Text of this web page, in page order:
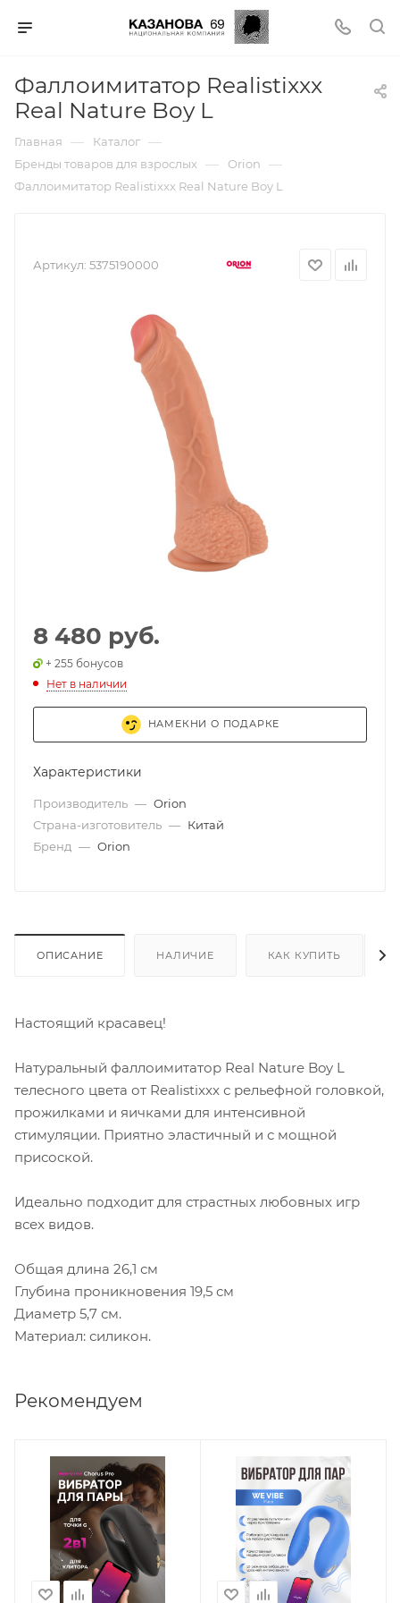
Фаллоимитатор Realistixxx
Real Nature Boy L
Главная — Каталог —
Бренды товаров для взрослых — Orion —
Фаллоимитатор Realistixxx Real Nature Boy L
Артикул: 5375190000
8 480 руб.
+ 255 бонусов
Нет в наличии
НАМЕКНИ О ПОДАРКЕ
Характеристики
Производитель — Orion
Страна-изготовитель — Китай
Бренд — Orion
ОПИСАНИЕ НАЛИЧИЕ КАК КУПИТЬ
Настоящий красавец!
Натуральный фаллоимитатор Real Nature Boy L
телесного цвета от Realistixxx с рельефной головкой,
прожилками и яичками для интенсивной
стимуляции. Приятно эластичный и с мощной
присоской.
Идеально подходит для страстных любовных игр
всех видов.
Общая длина 26,1 см
Глубина проникновения 19,5 см
Диаметр 5,7 см.
Материал: силикон.
Рекомендуем